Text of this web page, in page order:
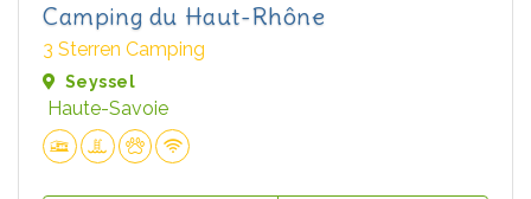
Camping du Haut-Rhône
3 Sterren Camping
Seyssel
Haute-Savoie